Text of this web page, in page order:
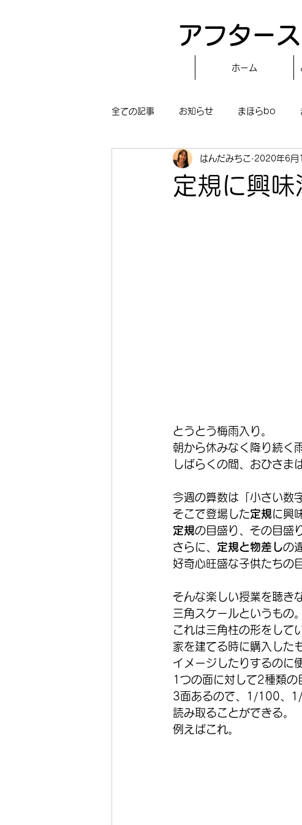
アフター
ホーム
全ての記事 お知らせ まほらbo
〝自分で作る〟もぐもぐタイム レシ
定規に興味
はんだみちこ 2020年6月
とうとう梅雨入り。
朝から休みなく降り続く
しばらくの間、おひさま
今週の算数は「小さい数
そこで登場した定規に興
定規の目盛り、その目盛
さらに、 定規と物差しの
好奇心旺盛な子供たちの
そんな楽しい授業を聴き
三角スケールというもの。
これは三角柱の形をして
家を建てる時に購入した
イメージしたりするのに
1つの面に対して2種類の
3面あるので、1/100、
読み取ることができる。
例えばこれ。